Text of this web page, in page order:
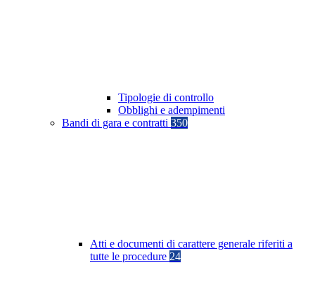
Tipologie di controllo
Obblighi e adempimenti
Bandi di gara e contratti 350
Atti e documenti di carattere generale riferiti a
tutte le procedure 24